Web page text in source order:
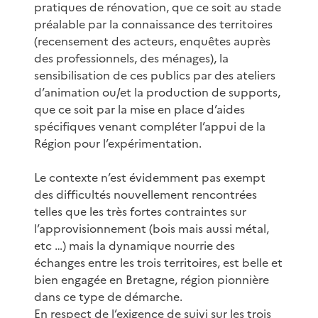
pratiques de rénovation, que ce soit au stade
préalable par la connaissance des territoires
(recensement des acteurs, enquêtes auprès
des professionnels, des ménages), la
sensibilisation de ces publics par des ateliers
d’animation ou/et la production de supports,
que ce soit par la mise en place d’aides
spécifiques venant compléter l’appui de la
Région pour l’expérimentation.
Le contexte n’est évidemment pas exempt
des difficultés nouvellement rencontrées
telles que les très fortes contraintes sur
l’approvisionnement (bois mais aussi métal,
etc …) mais la dynamique nourrie des
échanges entre les trois territoires, est belle et
bien engagée en Bretagne, région pionnière
dans ce type de démarche.
En respect de l’exigence de suivi sur les trois